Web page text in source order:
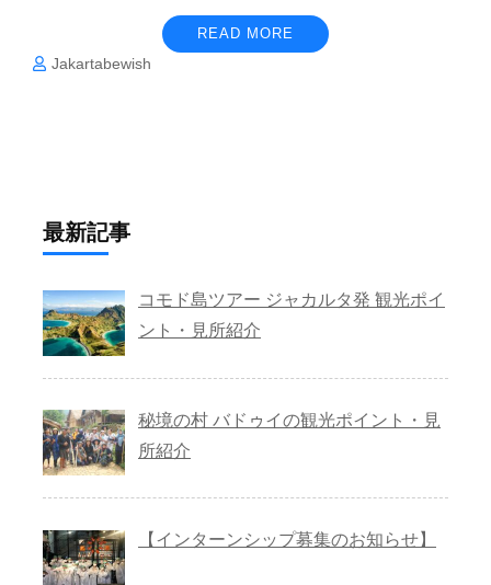
READ MORE
Jakartabewish
最新記事
コモド島ツアー ジャカルタ発 観光ポイ
ント・見所紹介
秘境の村 バドゥイの観光ポイント・見
所紹介
【インターンシップ募集のお知らせ】